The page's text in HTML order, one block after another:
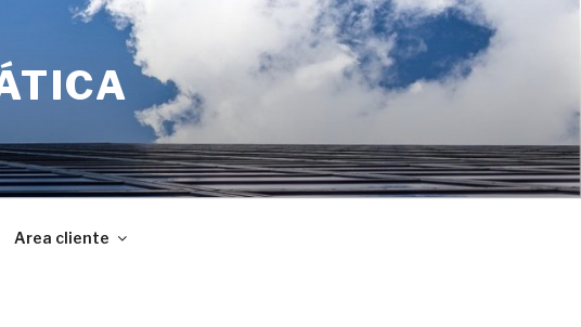
Area cliente